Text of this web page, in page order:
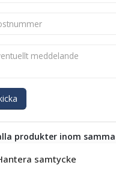
samtycke
produkter inom